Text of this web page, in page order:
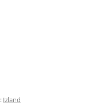
Izland